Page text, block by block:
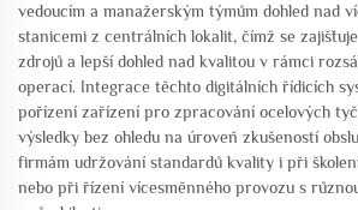
vedoucím a manažerským týmům dohled nad
stanicemi z centrálních lokalit, čímž se
zdrojů a lepší dohled nad kvalitou v rámci
operací. Integrace těchto digitálních řídicích
pořízení zařízení pro zpracování ocelových
výsledky bez ohledu na úroveň zkušeností
firmám udržování standardů kvality i při
nebo při řízení vícesměnného provozu s